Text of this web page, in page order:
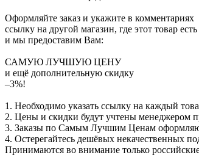
Оформляйте заказ и укажите в комментариях
ссылку на другой магазин, где этот товар
и мы предоставим Вам:
САМУЮ ЛУЧШУЮ ЦЕНУ
и ещё дополнительную скидку
–3%!
1. Необходимо указать ссылку на каждый
2. Цены и скидки будут учтены менеджером
3. Заказы по Самым Лучшим Ценам
4. Остерегайтесь дешёвых некачественных
Принимаются во внимание только